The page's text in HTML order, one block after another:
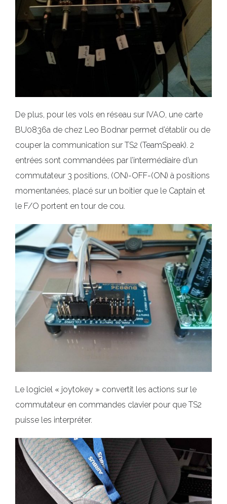
De plus, pour les vols en réseau sur IVAO, une carte
BU0836a de chez Leo Bodnar permet d’établir ou de
couper la communication sur TS2 (TeamSpeak). 2
entrées sont commandées par l’intermédiaire d’un
commutateur 3 positions, (ON)-OFF-(ON) à positions
momentanées, placé sur un boitier que le Captain et
le F/O portent en tour de cou.
Le logiciel « joytokey » convertit les actions sur le
commutateur en commandes clavier pour que TS2
puisse les interpréter.